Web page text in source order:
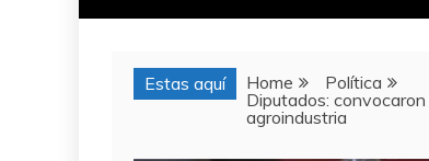
Estas aquí Home
Política
Diputados:
agroindustria